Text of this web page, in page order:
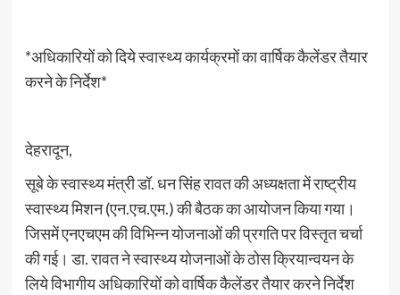
*अधिकारियों को दिये स्वास्थ्य कार्यक्रमों का वार्षिक कैलेंडर तैयार
करने के निर्देश*
देहरादून,
सूबे के स्वास्थ्य मंत्री डॉ. धन सिंह रावत की अध्यक्षता में राष्ट्रीय
स्वास्थ्य मिशन (एन.एच.एम.) की बैठक का आयोजन किया गया।
जिसमें एनएचएम की विभिन्न योजनाओं की प्रगति पर विस्तृत चर्चा
की गई। डा. रावत ने स्वास्थ्य योजनाओं के ठोस क्रियान्वयन के
लिये विभागीय अधिकारियों को वार्षिक कैलेंडर तैयार करने निर्देश